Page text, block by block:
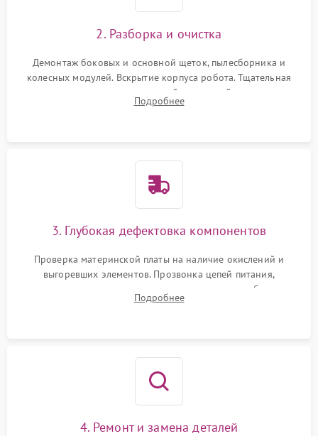
2. Разборка и очистка
Демонтаж боковых и основной щеток, пылесборника и
колесных модулей. Вскрытие корпуса робота. Тщательная
очистка внутренних полостей, шестерней и плат от
скопившейся пыли, волос и шерсти животных с
Подробнее
3. Глубокая дефектовка компонентов
Проверка материнской платы на наличие окислений и
выгоревших элементов. Прозвонка цепей питания,
тестирование приводных моторов колес и турбины
всасывания. Оценка состояния оптических и инфракрасных
Подробнее
4. Ремонт и замена деталей